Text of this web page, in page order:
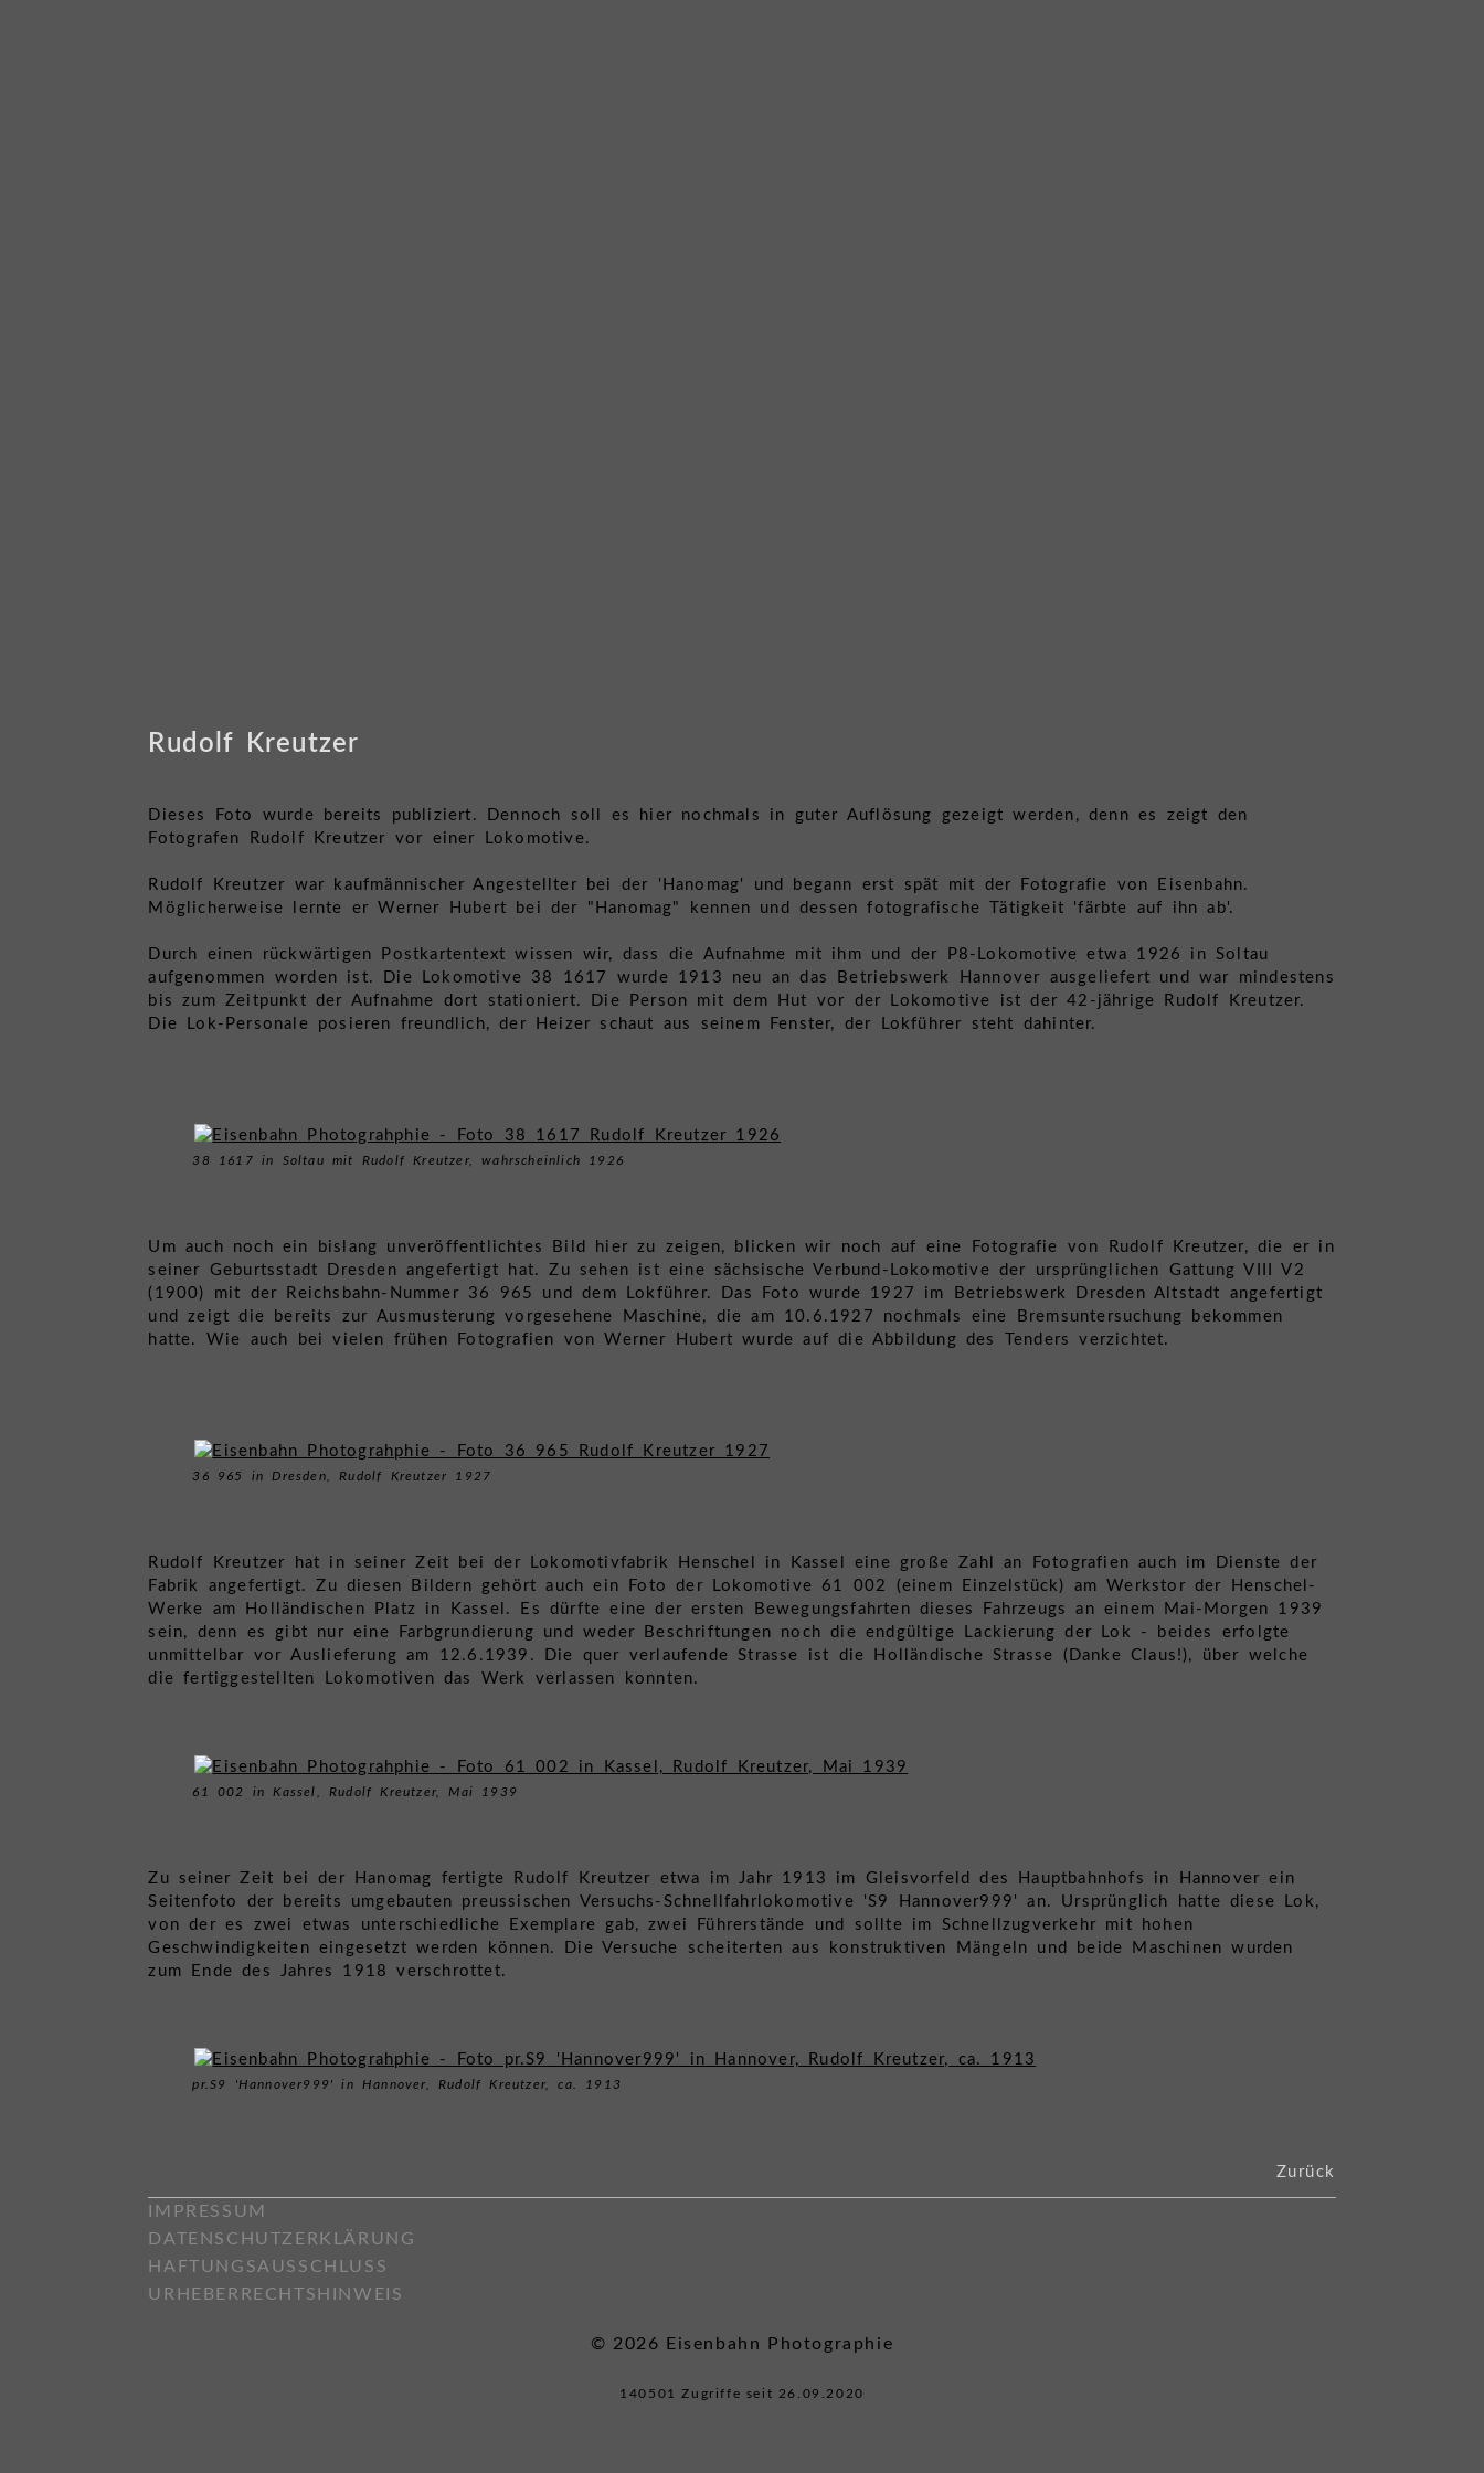
Rudolf Kreutzer
Dieses Foto wurde bereits publiziert. Dennoch soll es hier nochmals in guter Auflösung gezeigt werden, denn es zeigt den
Fotografen Rudolf Kreutzer vor einer Lokomotive.
Rudolf Kreutzer war kaufmännischer Angestellter bei der 'Hanomag' und begann erst spät mit der Fotografie von Eisenbahn.
Möglicherweise lernte er Werner Hubert bei der "Hanomag" kennen und dessen fotografische Tätigkeit 'färbte auf ihn ab'.
Durch einen rückwärtigen Postkartentext wissen wir, dass die Aufnahme mit ihm und der P8-Lokomotive etwa 1926 in Soltau
aufgenommen worden ist. Die Lokomotive 38 1617 wurde 1913 neu an das Betriebswerk Hannover ausgeliefert und war mindestens
bis zum Zeitpunkt der Aufnahme dort stationiert. Die Person mit dem Hut vor der Lokomotive ist der 42-jährige Rudolf Kreutzer.
Die Lok-Personale posieren freundlich, der Heizer schaut aus seinem Fenster, der Lokführer steht dahinter.
38 1617 in Soltau mit Rudolf Kreutzer, wahrscheinlich 1926
Um auch noch ein bislang unveröffentlichtes Bild hier zu zeigen, blicken wir noch auf eine Fotografie von Rudolf Kreutzer, die er in
seiner Geburtsstadt Dresden angefertigt hat. Zu sehen ist eine sächsische Verbund-Lokomotive der ursprünglichen Gattung VIII V2
(1900) mit der Reichsbahn-Nummer 36 965 und dem Lokführer. Das Foto wurde 1927 im Betriebswerk Dresden Altstadt angefertigt
und zeigt die bereits zur Ausmusterung vorgesehene Maschine, die am 10.6.1927 nochmals eine Bremsuntersuchung bekommen
hatte. Wie auch bei vielen frühen Fotografien von Werner Hubert wurde auf die Abbildung des Tenders verzichtet.
36 965 in Dresden, Rudolf Kreutzer 1927
Rudolf Kreutzer hat in seiner Zeit bei der Lokomotivfabrik Henschel in Kassel eine große Zahl an Fotografien auch im Dienste der
Fabrik angefertigt. Zu diesen Bildern gehört auch ein Foto der Lokomotive 61 002 (einem Einzelstück) am Werkstor der Henschel-
Werke am Holländischen Platz in Kassel. Es dürfte eine der ersten Bewegungsfahrten dieses Fahrzeugs an einem Mai-Morgen 1939
sein, denn es gibt nur eine Farbgrundierung und weder Beschriftungen noch die endgültige Lackierung der Lok - beides erfolgte
unmittelbar vor Auslieferung am 12.6.1939. Die quer verlaufende Strasse ist die Holländische Strasse (Danke Claus!), über welche
die fertiggestellten Lokomotiven das Werk verlassen konnten.
61 002 in Kassel, Rudolf Kreutzer, Mai 1939
Zu seiner Zeit bei der Hanomag fertigte Rudolf Kreutzer etwa im Jahr 1913 im Gleisvorfeld des Hauptbahnhofs in Hannover ein
Seitenfoto der bereits umgebauten preussischen Versuchs-Schnellfahrlokomotive 'S9 Hannover999' an. Ursprünglich hatte diese Lok,
von der es zwei etwas unterschiedliche Exemplare gab, zwei Führerstände und sollte im Schnellzugverkehr mit hohen
Geschwindigkeiten eingesetzt werden können. Die Versuche scheiterten aus konstruktiven Mängeln und beide Maschinen wurden
zum Ende des Jahres 1918 verschrottet.
pr.S9 'Hannover999' in Hannover, Rudolf Kreutzer, ca. 1913
Zurück
IMPRESSUM
DATENSCHUTZERKLÄRUNG
HAFTUNGSAUSSCHLUSS
URHEBERRECHTSHINWEIS
© 2026 Eisenbahn Photographie
140501 Zugriffe seit 26.09.2020